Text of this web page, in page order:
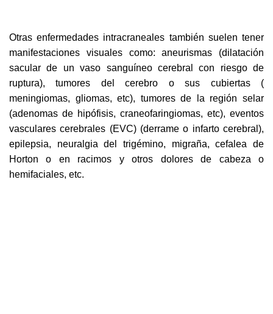
Otras enfermedades intracraneales también suelen tener
manifestaciones visuales como: aneurismas (dilatación
sacular de un vaso sanguíneo cerebral con riesgo de
ruptura), tumores del cerebro o sus cubiertas (
meningiomas, gliomas, etc), tumores de la región selar
(adenomas de hipófisis, craneofaringiomas, etc), eventos
vasculares cerebrales (EVC) (derrame o infarto cerebral),
epilepsia, neuralgia del trigémino, migraña, cefalea de
Horton o en racimos y otros dolores de cabeza o
hemifaciales, etc.